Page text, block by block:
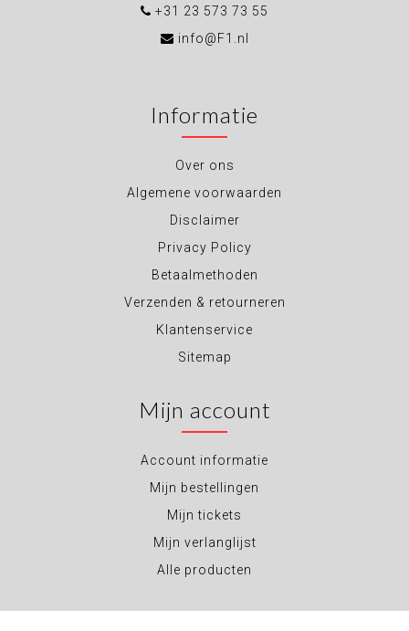
+31 23 573 73 55
info@F1.nl
Informatie
Over ons
Algemene voorwaarden
Disclaimer
Privacy Policy
Betaalmethoden
Verzenden & retourneren
Klantenservice
Sitemap
Mijn account
Account informatie
Mijn bestellingen
Mijn tickets
Mijn verlanglijst
Alle producten